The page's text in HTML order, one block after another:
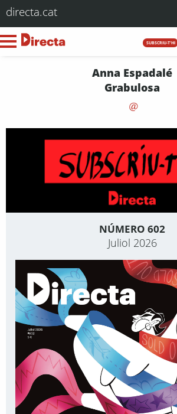
directa.cat
SUBSCRIU-T'HI
Anna Espadalé
Grabulosa
NÚMERO 602
Juliol 2026